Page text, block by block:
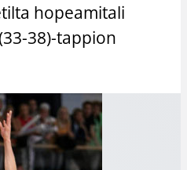
hopeamitali
38)-tappion